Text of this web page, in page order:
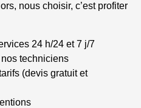
nous choisir, c’est profiter
24 h/24 et 7 j/7
techniciens
(devis gratuit et